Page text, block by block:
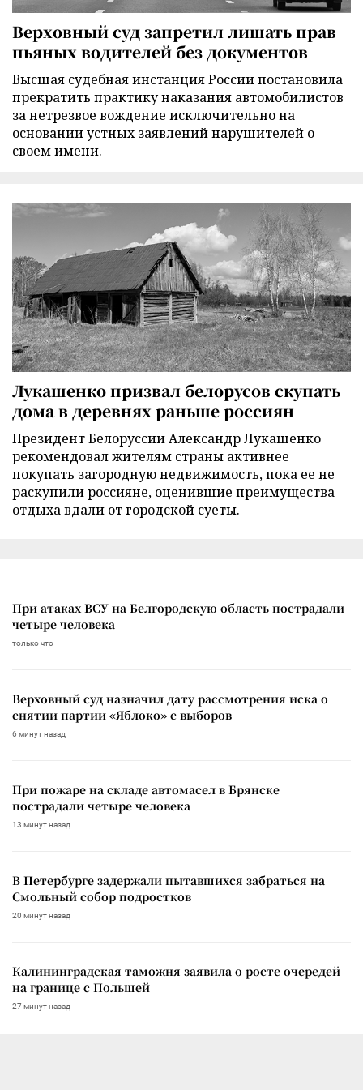
Верховный суд запретил лишать прав
пьяных водителей без документов
Высшая судебная инстанция России постановила
прекратить практику наказания автомобилистов
за нетрезвое вождение исключительно на
основании устных заявлений нарушителей о
своем имени.
Лукашенко призвал белорусов скупать
дома в деревнях раньше россиян
Президент Белоруссии Александр Лукашенко
рекомендовал жителям страны активнее
покупать загородную недвижимость, пока ее не
раскупили россияне, оценившие преимущества
отдыха вдали от городской суеты.
При атаках ВСУ на Белгородскую область пострадали
четыре человека
только что
Верховный суд назначил дату рассмотрения иска о
снятии партии «Яблоко» с выборов
6 минут назад
При пожаре на складе автомасел в Брянске
пострадали четыре человека
13 минут назад
В Петербурге задержали пытавшихся забраться на
Смольный собор подростков
20 минут назад
Калининградская таможня заявила о росте очередей
на границе с Польшей
27 минут назад